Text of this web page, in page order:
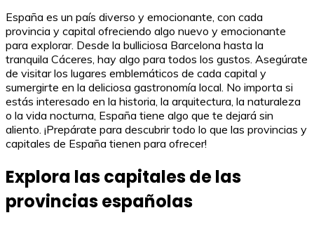
España es un país diverso y emocionante, con cada
provincia y capital ofreciendo algo nuevo y emocionante
para explorar. Desde la bulliciosa Barcelona hasta la
tranquila Cáceres, hay algo para todos los gustos. Asegúrate
de visitar los lugares emblemáticos de cada capital y
sumergirte en la deliciosa gastronomía local. No importa si
estás interesado en la historia, la arquitectura, la naturaleza
o la vida nocturna, España tiene algo que te dejará sin
aliento. ¡Prepárate para descubrir todo lo que las provincias y
capitales de España tienen para ofrecer!
Explora las capitales de las
provincias españolas